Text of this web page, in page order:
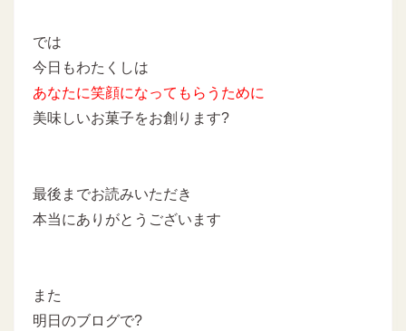
では
今日もわたくしは
あなたに笑顔になってもらうために
美味しいお菓子をお創ります?
最後までお読みいただき
本当にありがとうございます
また
明日のブログで?